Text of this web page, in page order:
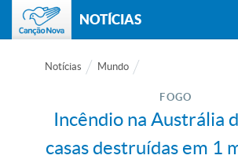
NOTÍCIAS
Notícias Mundo
FOGO
Incêndio na Austrália
casas destruídas em 1